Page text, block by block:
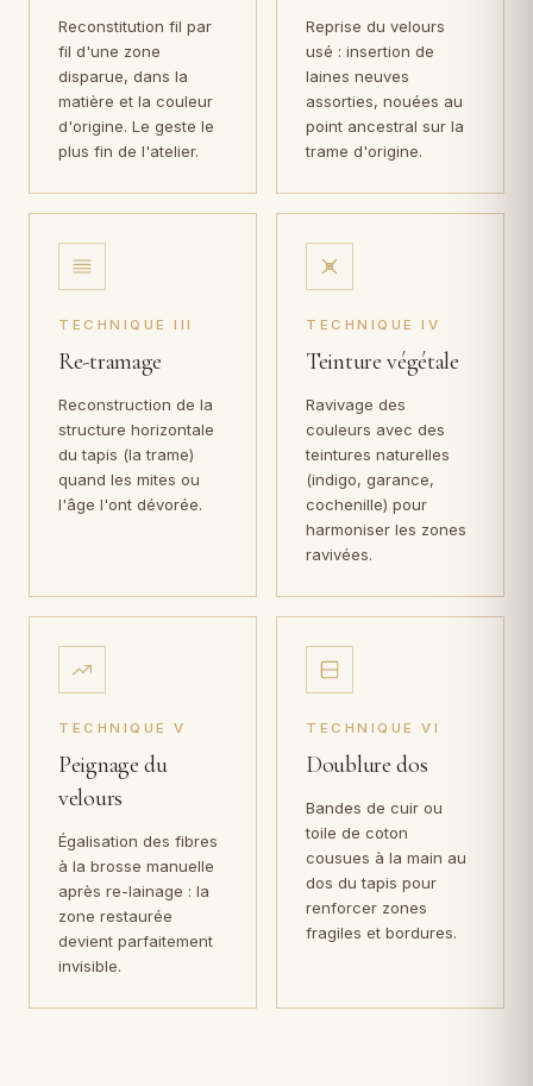
Reconstitution fil par
fil d'une zone
disparue, dans la
matière et la couleur
d'origine. Le geste le
plus fin de l'atelier.
Reprise du velours
usé : insertion de
laines neuves
assorties, nouées au
point ancestral sur la
trame d'origine.
TECHNIQUE III
Re-tramage
Reconstruction de la
structure horizontale
du tapis (la trame)
quand les mites ou
l'âge l'ont dévorée.
TECHNIQUE IV
Teinture végétale
Ravivage des
couleurs avec des
teintures naturelles
(indigo, garance,
cochenille) pour
harmoniser les zones
ravivées.
TECHNIQUE V
Peignage du
velours
Égalisation des fibres
à la brosse manuelle
après re-lainage : la
zone restaurée
devient parfaitement
invisible.
TECHNIQUE VI
Doublure dos
Bandes de cuir ou
toile de coton
cousues à la main au
dos du tapis pour
renforcer zones
fragiles et bordures.